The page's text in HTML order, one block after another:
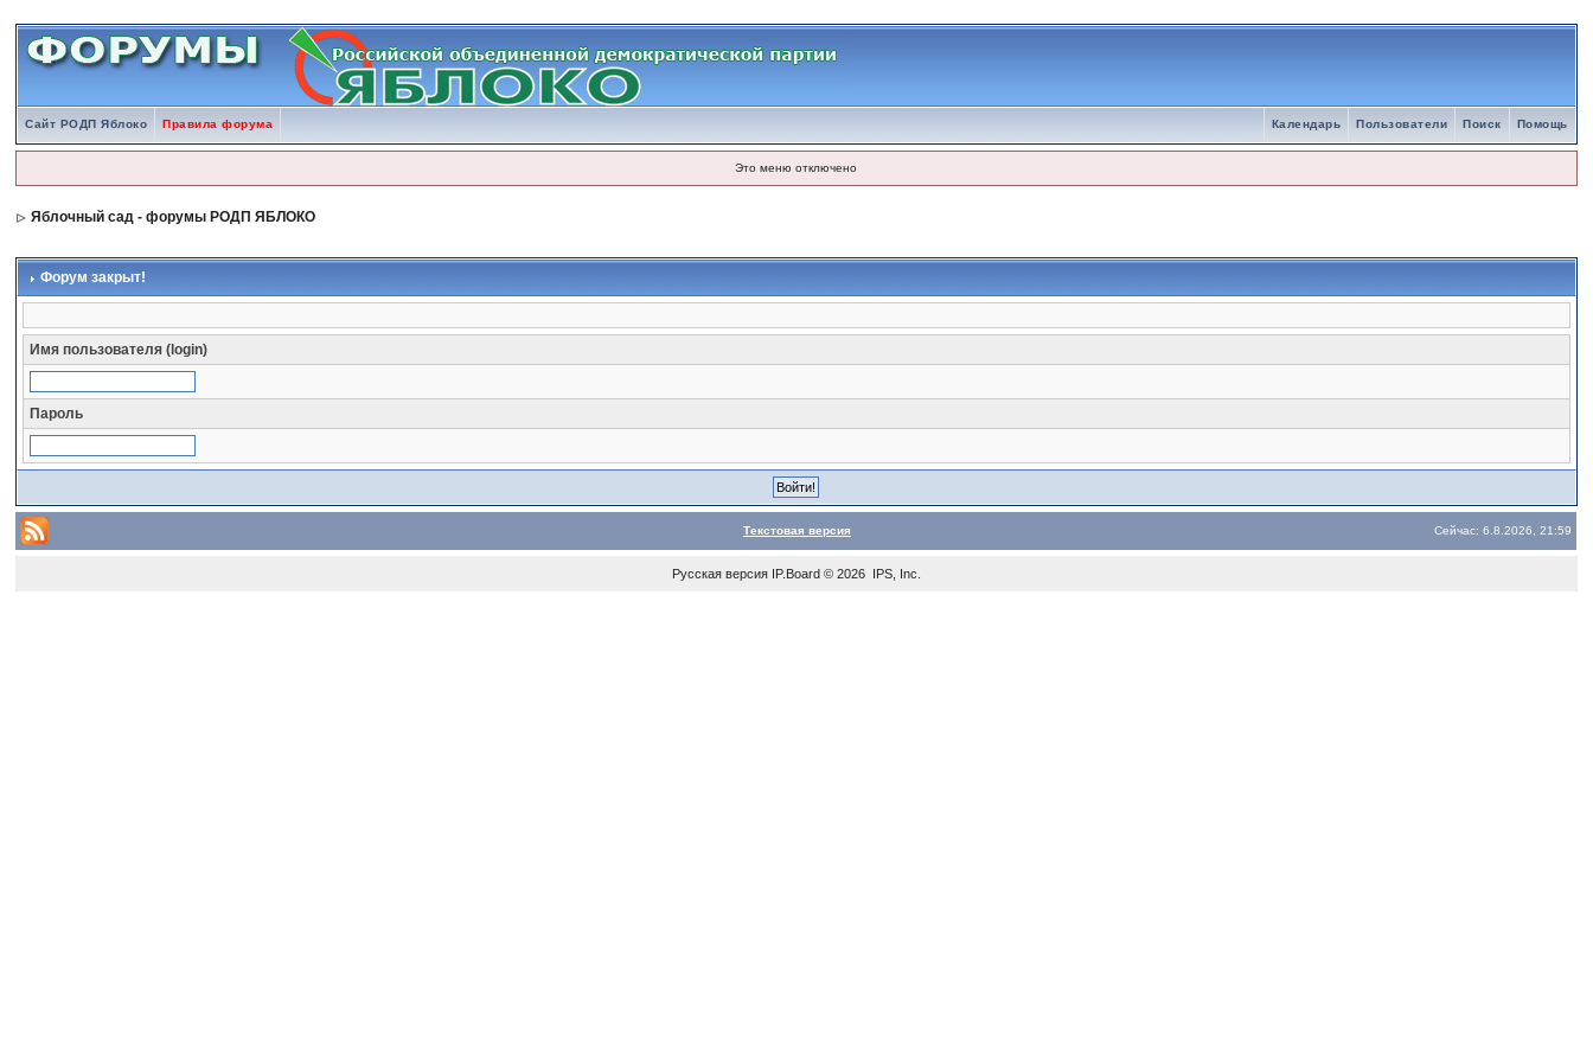
Сайт РОДП Яблоко Правила форума Помощь
Поиск
Пользователи
Календарь
Это меню отключено
Яблочный сад - форумы РОДП ЯБЛОКО
Форум закрыт!
Имя пользователя (login)
Пароль
Текстовая версия Сейчас: 6.8.2026, 21:59
Русская версия IP.Board© 2026 IPS, Inc